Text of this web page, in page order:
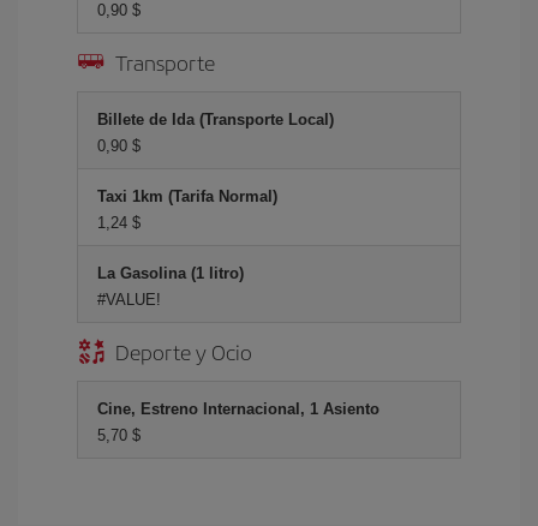
0,90 $
Transporte
Billete de Ida (Transporte Local)
0,90 $
Taxi 1km (Tarifa Normal)
1,24 $
La Gasolina (1 litro)
#VALUE!
Deporte y Ocio
Cine, Estreno Internacional, 1 Asiento
5,70 $